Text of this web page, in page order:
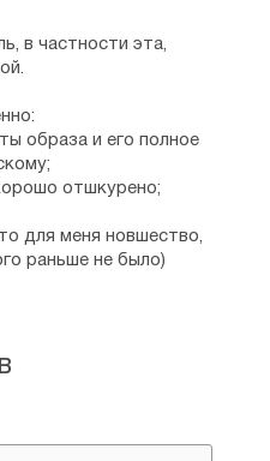
в частности эта,
образа и его полное
отшкурено;
для меня новшество,
раньше не было)
повесить
и ощущений от неё -
познакомилась.